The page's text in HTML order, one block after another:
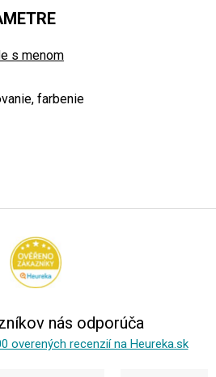
s menom
farbenie
nás odporúča
overených recenzií na Heureka.sk